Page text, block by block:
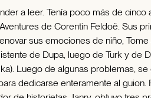
a leer. Tenía poco más de cinco
de Corentin Feldoë. Sus
sus emociones de niño,
de Dupa, luego de Turk y de
Luego de algunas problemas,
dedicarse enteramente al guion.